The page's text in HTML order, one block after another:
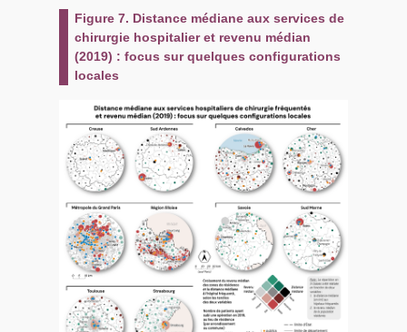
Figure 7. Distance médiane aux services de
chirurgie hospitalier et revenu médian
(2019) : focus sur quelques configurations
locales